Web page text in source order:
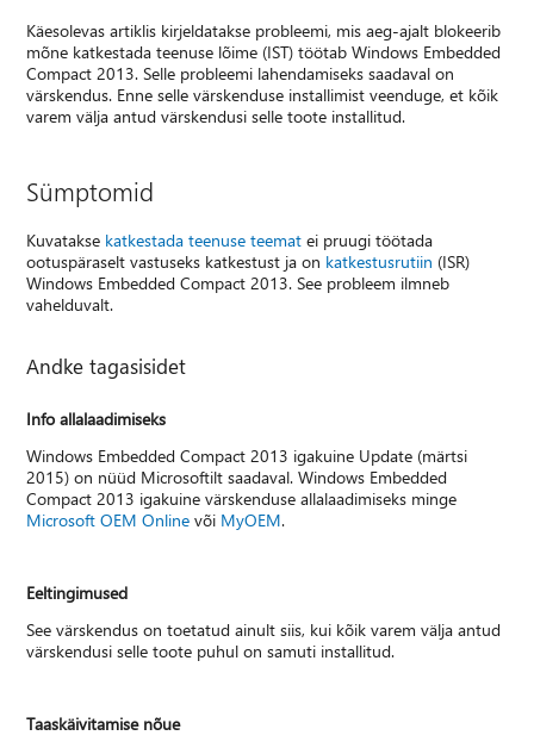
Käesolevas artiklis kirjeldatakse probleemi, mis aeg-ajalt blokeerib
mõne katkestada teenuse lõime (IST) töötab Windows Embedded
Compact 2013. Selle probleemi lahendamiseks saadaval on
värskendus. Enne selle värskenduse installimist veenduge, et kõik
varem välja antud värskendusi selle toote installitud.
Sümptomid
Kuvatakse katkestada teenuse teemat ei pruugi töötada
ootuspäraselt vastuseks katkestust ja on katkestusrutiin (ISR)
Windows Embedded Compact 2013. See probleem ilmneb
vahelduvalt.
Andke tagasisidet
Info allalaadimiseks
Windows Embedded Compact 2013 igakuine Update (märtsi
2015) on nüüd Microsoftilt saadaval. Windows Embedded
Compact 2013 igakuine värskenduse allalaadimiseks minge
Microsoft OEM Online või MyOEM.
Eeltingimused
See värskendus on toetatud ainult siis, kui kõik varem välja antud
värskendusi selle toote puhul on samuti installitud.
Taaskäivitamise nõue